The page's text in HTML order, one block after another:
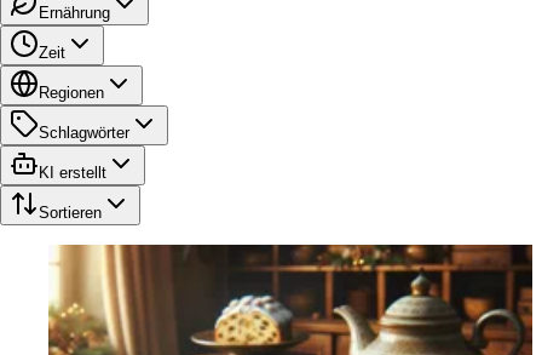
Ernährung
Zeit
Regionen
Schlagwörter
KI erstellt
Sortieren